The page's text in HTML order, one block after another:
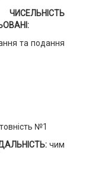
та подання
№1
чим